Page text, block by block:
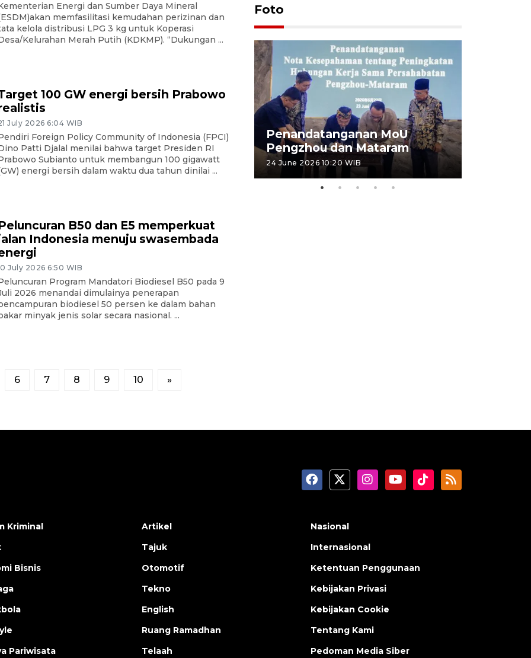
Energi dan Sumber Daya Mineral
memfasilitasi kemudahan perizinan dan
kelola distribusi LPG 3 kg untuk Koperasi
Kelurahan Merah Putih (KDKMP). “Dukungan ...
100 GW energi bersih Prabowo
July 2026 6:04 WIB
Foreign Policy Community of Indonesia (FPCI)
Patti Djalal menilai bahwa target Presiden RI
Subianto untuk membangun 100 gigawatt
energi bersih dalam waktu dua tahun dinilai ...
B50 dan E5 memperkuat
Indonesia menuju swasembada
July 2026 6:50 WIB
Program Mandatori Biodiesel B50 pada 9
2026 menandai dimulainya penerapan
biodiesel 50 persen ke dalam bahan
minyak jenis solar secara nasional. ...
6 7 8 9 10 »
Foto
Sidang putusan terdakwa
pembunuhan Brigadir Nurhadi
10 March 2026 12:55 WIB
Penandatanganan MoU
Pengzhou dan Mataram
24 June 2026 10:20 WIB
Kriminal
Bisnis
Pariwisata
Artikel
Tajuk
Otomotif
Tekno
English
Ruang Ramadhan
Telaah
Nasional
Internasional
Ketentuan Penggunaan
Kebijakan Privasi
Kebijakan Cookie
Tentang Kami
Pedoman Media Siber